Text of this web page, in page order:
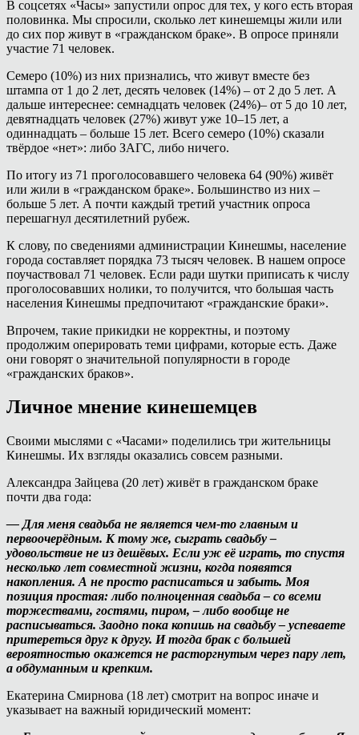
В соцсетях «Часы» запустили опрос для тех, у кого есть вторая
половинка. Мы спросили, сколько лет кинешемцы жили или
до сих пор живут в «гражданском браке». В опросе приняли
участие 71 человек.
Семеро (10%) из них признались, что живут вместе без
штампа от 1 до 2 лет, десять человек (14%) – от 2 до 5 лет. А
дальше интереснее: семнадцать человек (24%)– от 5 до 10 лет,
девятнадцать человек (27%) живут уже 10–15 лет, а
одиннадцать – больше 15 лет. Всего семеро (10%) сказали
твёрдое «нет»: либо ЗАГС, либо ничего.
По итогу из 71 проголосовавшего человека 64 (90%) живёт
или жили в «гражданском браке». Большинство из них –
больше 5 лет. А почти каждый третий участник опроса
перешагнул десятилетний рубеж.
К слову, по сведениями администрации Кинешмы, население
города составляет порядка 73 тысяч человек. В нашем опросе
поучаствовал 71 человек. Если ради шутки приписать к числу
проголосовавших нолики, то получится, что большая часть
населения Кинешмы предпочитают «гражданские браки».
Впрочем, такие прикидки не корректны, и поэтому
продолжим оперировать теми цифрами, которые есть. Даже
они говорят о значительной популярности в городе
«гражданских браков».
Личное мнение кинешемцев
Своими мыслями с «Часами» поделились три жительницы
Кинешмы. Их взгляды оказались совсем разными.
Александра Зайцева (20 лет) живёт в гражданском браке
почти два года:
— Для меня свадьба не является чем-то главным и
первоочерёдным. К тому же, сыграть свадьбу –
удовольствие не из дешёвых. Если уж её играть, то спустя
несколько лет совместной жизни, когда появятся
накопления. А не просто расписаться и забыть. Моя
позиция простая: либо полноценная свадьба – со всеми
торжествами, гостями, пиром, – либо вообще не
расписываться. Заодно пока копишь на свадьбу – успеваете
притереться друг к другу. И тогда брак с большей
вероятностью окажется не расторгнутым через пару лет,
а обдуманным и крепким.
Екатерина Смирнова (18 лет) смотрит на вопрос иначе и
указывает на важный юридический момент: